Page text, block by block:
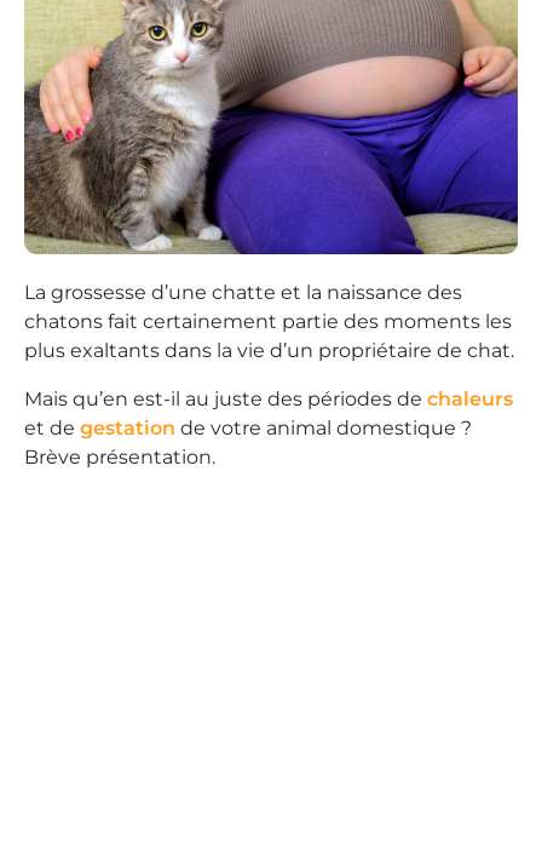
La grossesse d’une chatte et la naissance des
chatons fait certainement partie des moments les
plus exaltants dans la vie d’un propriétaire de chat.
Mais qu’en est-il au juste des périodes de chaleurs
et de gestation de votre animal domestique ?
Brève présentation.